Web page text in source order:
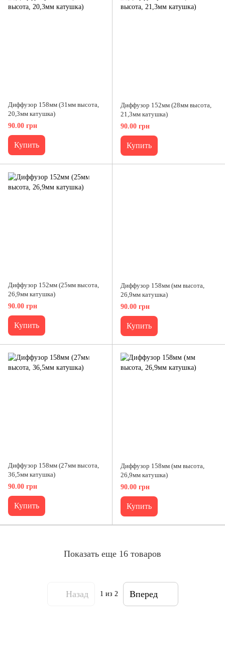
Диффузор 158мм (31мм высота,
20,3мм катушка)
90.00 грн
Купить
Диффузор 152мм (28мм высота,
21,3мм катушка)
90.00 грн
Купить
Диффузор 152мм (25мм высота,
26,9мм катушка)
90.00 грн
Купить
Диффузор 158мм (мм высота,
26,9мм катушка)
90.00 грн
Купить
Диффузор 158мм (27мм высота,
36,5мм катушка)
90.00 грн
Купить
Диффузор 158мм (мм высота,
26,9мм катушка)
90.00 грн
Купить
Показать еще 16 товаров
Назад 1 из 2 Вперед